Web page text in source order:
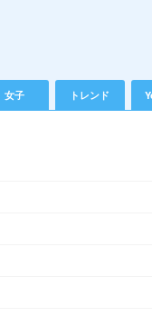
女子 トレンド